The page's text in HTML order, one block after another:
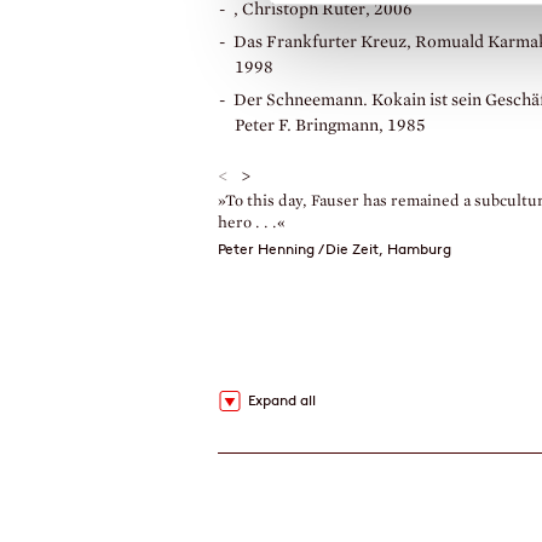
, Christoph Rüter, 2006
Das Frankfurter Kreuz, Romuald
1998
Der Schneemann. Kokain ist sein
Peter F. Bringmann, 1985
< >
»To this day, Fauser has remained a
hero . . .«
Peter Henning / Die Zeit, Hamburg
Expand all